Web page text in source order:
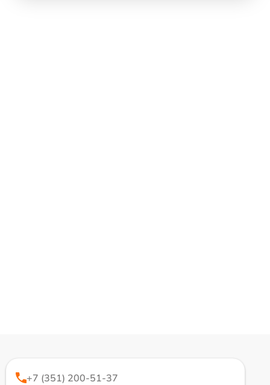
+7 (351) 200-51-37